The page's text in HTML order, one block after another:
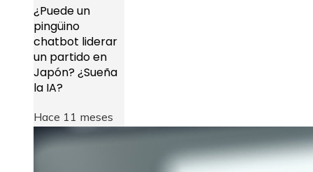
¿Puede un
pingüino
chatbot liderar
un partido en
Japón? ¿Sueña
la IA?
Hace 11 meses